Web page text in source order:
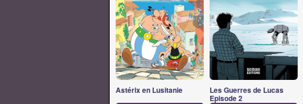
Astérix en Lusitanie Les Guerres de Lucas
Episode 2